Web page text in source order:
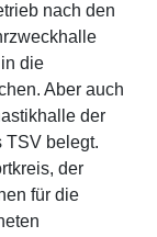
nach den
die
Aber auch
der
TSV belegt.
der
für die